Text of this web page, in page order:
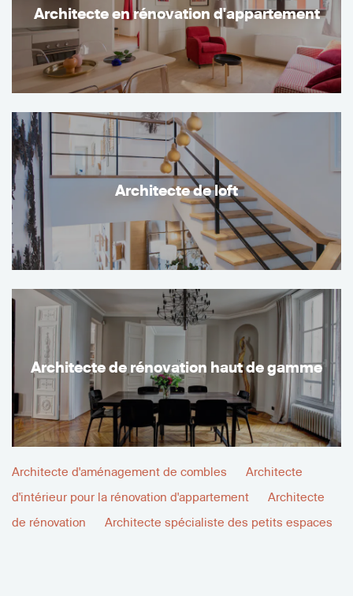
Architecte en rénovation d'appartement
Architecte de loft
Architecte de rénovation haut de gamme
Architecte d'aménagement de combles
Architecte
d'intérieur pour la rénovation d'appartement
Architecte
de rénovation
Architecte spécialiste des petits espaces